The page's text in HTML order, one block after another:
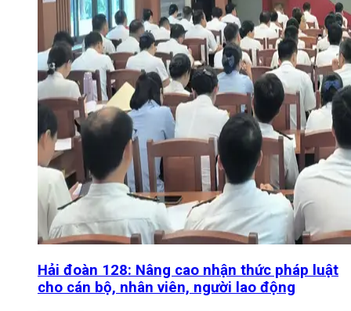
Hải đoàn 128: Nâng cao nhận thức pháp luật
cho cán bộ, nhân viên, người lao động